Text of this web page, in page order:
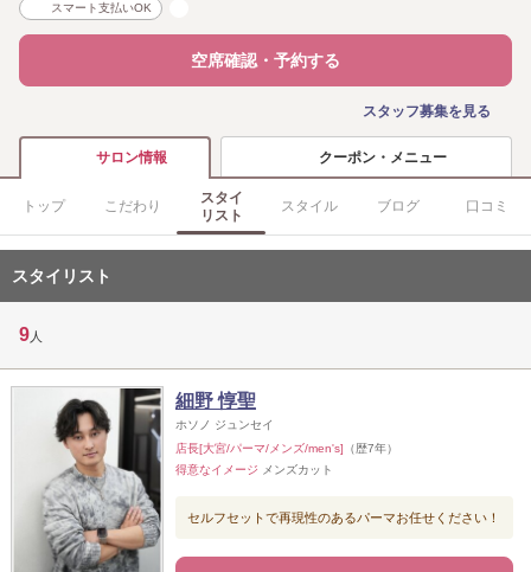
スマート支払いOK
空席確認・予約する
スタッフ募集を見る
サロン情報 クーポン・メニュー
トップ こだわり
スタイ
リスト
スタイル ブログ 口コミ
スタイリスト
9 人
細野 惇聖
ホソノ ジュンセイ
店長[大宮/パーマ/メンズ/men's] （歴7年）
得意なイメージ メンズカット
セルフセットで再現性のあるパーマお任せください！